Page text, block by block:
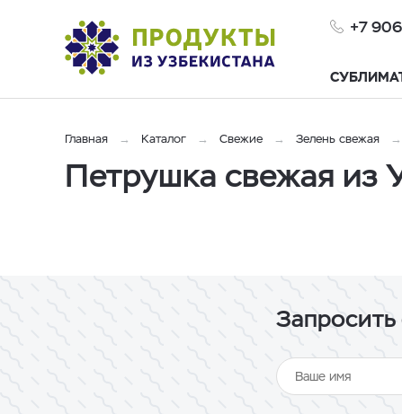
+7
Главная Каталог Свежие Зелень свежая
Петрушка свежая из